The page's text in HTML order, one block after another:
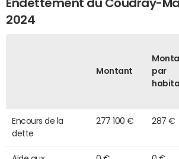
Endettement du Coudray-
2024
Montant
par
Encours de la
dette
277 100 € 287 €